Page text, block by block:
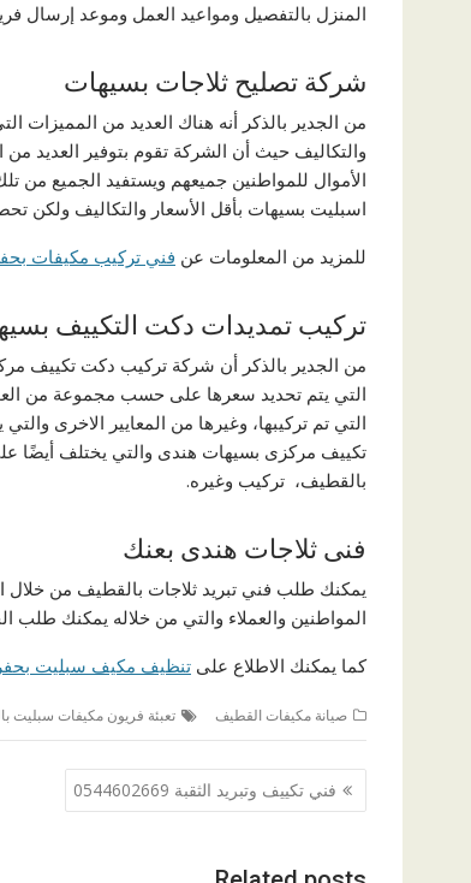
المنزل بالتفصيل ومواعيد العمل وموعد إرسال
شركة تصليح ثلاجات بسيهات
من الجدير بالذكر أنه هناك العديد من المميزات
والتكاليف حيث أن الشركة تقوم بتوفير العديد
الأموال للمواطنين جميعهم ويستفيد الجميع
اسبليت بسيهات بأقل الأسعار والتكاليف ولكن
للمزيد من المعلومات عن فني تركيب مكيفات بحفر
تركيب تمديدات دكت التكييف
من الجدير بالذكر أن شركة تركيب دكت تكييف
التي يتم تحديد سعرها على حسب مجموعة من
التي تم تركيبها، وغيرها من المعايير الاخرى
تكييف مركزى بسيهات هندى والتي يختلف أيضًا
بالقطيف، تركيب وغيره.
فنى ثلاجات هندى بعنك
يمكنك طلب فني تبريد ثلاجات بالقطيف من خلال
المواطنين والعملاء والتي من خلاله يمكنك
كما يمكنك الاطلاع على تنظيف مكيف سبليت بحفر الباطن
صيانة مكيفات القطيف تعبئة فريون مكيفات سبليت
تصفّح
المقالات
فني تكييف وتبريد الثقبة 0544602669